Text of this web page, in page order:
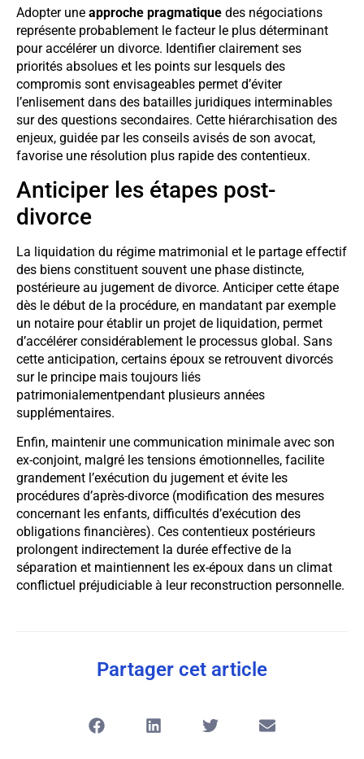
Adopter une approche pragmatique des négociations
représente probablement le facteur le plus déterminant
pour accélérer un divorce. Identifier clairement ses
priorités absolues et les points sur lesquels des
compromis sont envisageables permet d’éviter
l’enlisement dans des batailles juridiques interminables
sur des questions secondaires. Cette hiérarchisation des
enjeux, guidée par les conseils avisés de son avocat,
favorise une résolution plus rapide des contentieux.
Anticiper les étapes post-
divorce
La liquidation du régime matrimonial et le partage effectif
des biens constituent souvent une phase distincte,
postérieure au jugement de divorce. Anticiper cette étape
dès le début de la procédure, en mandatant par exemple
un notaire pour établir un projet de liquidation, permet
d’accélérer considérablement le processus global. Sans
cette anticipation, certains époux se retrouvent divorcés
sur le principe mais toujours liés
patrimonialementpendant plusieurs années
supplémentaires.
Enfin, maintenir une communication minimale avec son
ex-conjoint, malgré les tensions émotionnelles, facilite
grandement l’exécution du jugement et évite les
procédures d’après-divorce (modification des mesures
concernant les enfants, difficultés d’exécution des
obligations financières). Ces contentieux postérieurs
prolongent indirectement la durée effective de la
séparation et maintiennent les ex-époux dans un climat
conflictuel préjudiciable à leur reconstruction personnelle.
Partager cet article